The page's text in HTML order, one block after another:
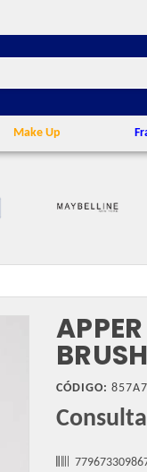
Make Up
CÓDIGO: